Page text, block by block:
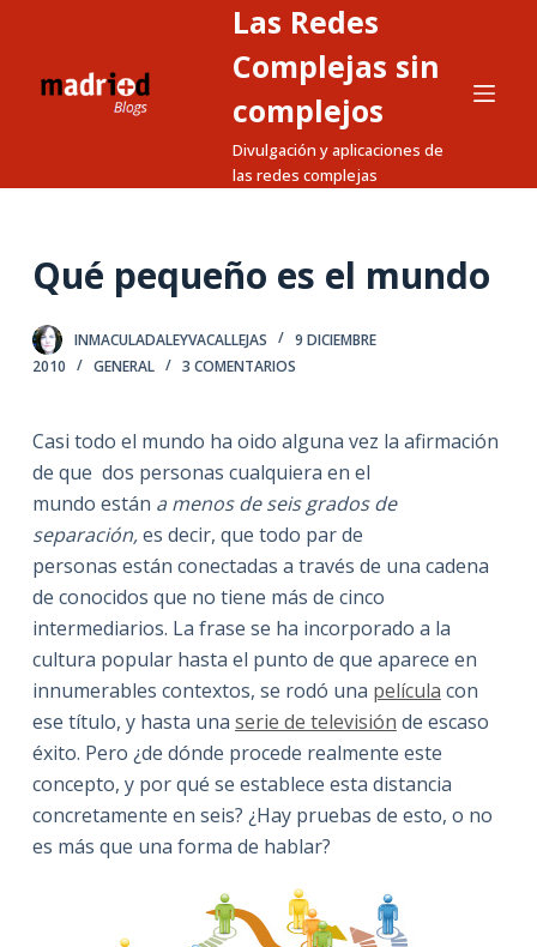
r
n
n
d
Las Redes
Complejas sin
complejos
Divulgación y aplicaciones de
las redes complejas
Qué pequeño es el mundo
INMACULADALEYVACALLEJAS
9 DICIEMBRE
2010
GENERAL 3 COMENTARIOS
Casi todo el mundo ha oido alguna vez la afirmación
de que dos personas cualquiera en el
mundo están a menos de seis grados de
separación,es decir, que todo par de
personas están conectadas a través de una cadena
de conocidos que no tiene más de cinco
intermediarios. La frase se ha incorporado a la
cultura popular hasta el punto de que aparece en
innumerables contextos, se rodó una película con
ese título, y hasta una serie de televisión de escaso
éxito. Pero ¿de dónde procede realmente este
concepto, y por qué se establece esta distancia
concretamente en seis? ¿Hay pruebas de esto, o no
es más que una forma de hablar?